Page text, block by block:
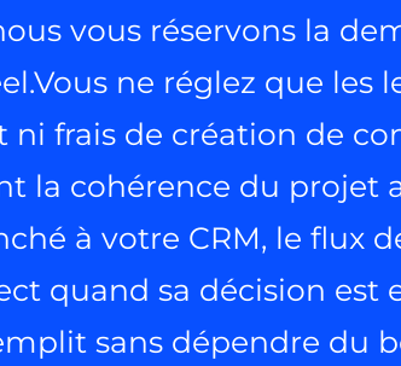
vous réservons la
ne réglez que les
frais de création de
la cohérence du projet
à votre CRM, le flux
quand sa décision
sans dépendre du